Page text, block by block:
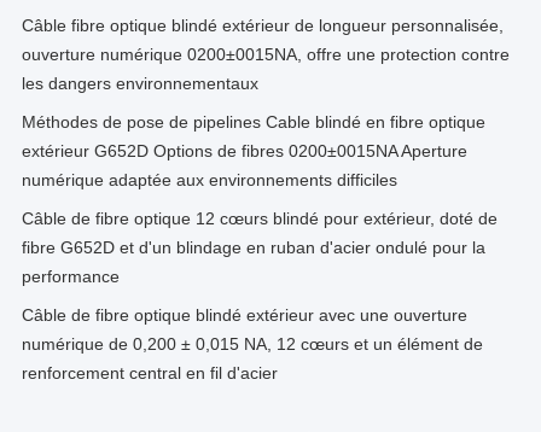
Câble fibre optique blindé extérieur de longueur personnalisée,
ouverture numérique 0200±0015NA, offre une protection contre
les dangers environnementaux
Méthodes de pose de pipelines Cable blindé en fibre optique
extérieur G652D Options de fibres 0200±0015NA Aperture
numérique adaptée aux environnements difficiles
Câble de fibre optique 12 cœurs blindé pour extérieur, doté de
fibre G652D et d'un blindage en ruban d'acier ondulé pour la
performance
Câble de fibre optique blindé extérieur avec une ouverture
numérique de 0,200 ± 0,015 NA, 12 cœurs et un élément de
renforcement central en fil d'acier